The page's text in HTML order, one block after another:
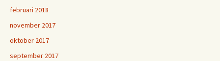
februari 2018
november 2017
oktober 2017
september 2017